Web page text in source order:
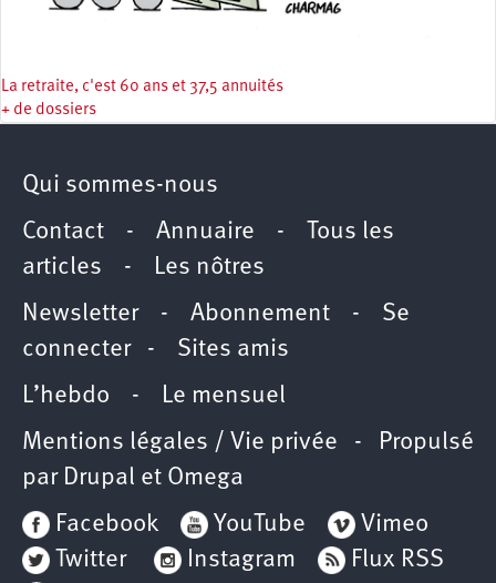
La retraite, c'est 60 ans et 37,5 annuités
+ de dossiers
Qui sommes-nous
Contact - Annuaire -
Tous les
articles - Les nôtres
Newsletter- Abonnement - Se
connecter- Sites amis
L’hebdo - Le mensuel
Mentions légales / Vie privée - Propulsé
par Drupal et Omega
Facebook
YouTube
Vimeo
Twitter
Instagram Flux RSS